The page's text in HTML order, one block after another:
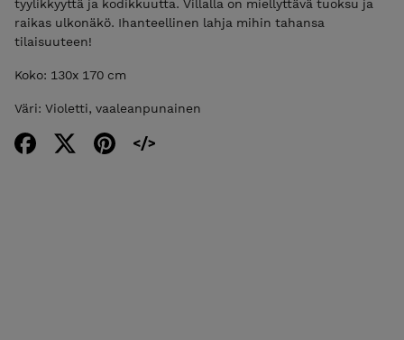
tyylikkyyttä ja kodikkuutta. Villalla on miellyttävä tuoksu ja
raikas ulkonäkö. Ihanteellinen lahja mihin tahansa
tilaisuuteen!
Koko: 130x 170 cm
Väri: Violetti, vaaleanpunainen